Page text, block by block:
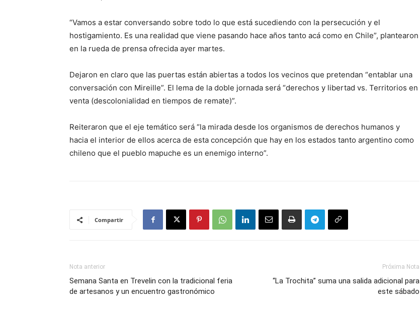
“Vamos a estar conversando sobre todo lo que está sucediendo con la persecución y el
hostigamiento. Es una realidad que viene pasando hace años tanto acá como en Chile”, plantearon
en la rueda de prensa ofrecida ayer martes.
Dejaron en claro que las puertas están abiertas a todos los vecinos que pretendan “entablar una
conversación con Mireille”. El lema de la doble jornada será “derechos y libertad vs. Territorios en
venta (descolonialidad en tiempos de remate)”.
Reiteraron que el eje temático será “la mirada desde los organismos de derechos humanos y
hacia el interior de ellos acerca de esta concepción que hay en los estados tanto argentino como
chileno que el pueblo mapuche es un enemigo interno”.
Compartir
Nota anterior
Semana Santa en Trevelin con la tradicional feria
de artesanos y un encuentro gastronómico
Próxima Nota
“La Trochita” suma una salida adicional para
este sábado